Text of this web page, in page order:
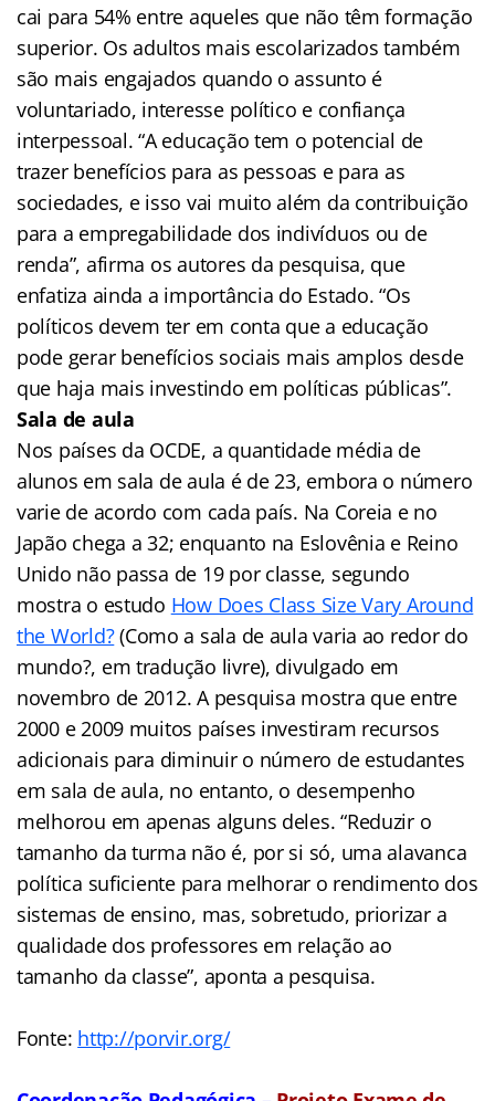
cai para 54% entre aqueles que não têm formação
superior. Os adultos mais escolarizados também
são mais engajados quando o assunto é
voluntariado, interesse político e confiança
interpessoal. “A educação tem o potencial de
trazer benefícios para as pessoas e para as
sociedades, e isso vai muito além da contribuição
para a empregabilidade dos indivíduos ou de
renda”, afirma os autores da pesquisa, que
enfatiza ainda a importância do Estado. “Os
políticos devem ter em conta que a educação
pode gerar benefícios sociais mais amplos desde
que haja mais investindo em políticas públicas”.
Sala de aula
Nos países da OCDE, a quantidade média de
alunos em sala de aula é de 23, embora o número
varie de acordo com cada país. Na Coreia e no
Japão chega a 32; enquanto na Eslovênia e Reino
Unido não passa de 19 por classe, segundo
mostra o estudo How Does Class Size Vary Around
the World?(Como a sala de aula varia ao redor do
mundo?, em tradução livre), divulgado em
novembro de 2012. A pesquisa mostra que entre
2000 e 2009 muitos países investiram recursos
adicionais para diminuir o número de estudantes
em sala de aula, no entanto, o desempenho
melhorou em apenas alguns deles. “Reduzir o
tamanho da turma não é, por si só, uma alavanca
política suficiente para melhorar o rendimento dos
sistemas de ensino, mas, sobretudo, priorizar a
qualidade dos professores em relação ao
tamanho da classe”, aponta a pesquisa.
Fonte: http://porvir.org/